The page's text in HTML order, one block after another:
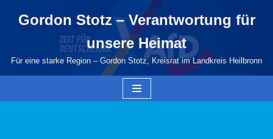
springen
Gordon Stotz – Verantwortung für
unsere Heimat
Für eine starke Region – Gordon Stotz, Kreisrat im Landkreis Heilbronn